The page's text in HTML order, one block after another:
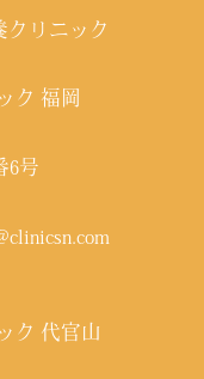
リニック
ク 福岡
6号
ク 代官山